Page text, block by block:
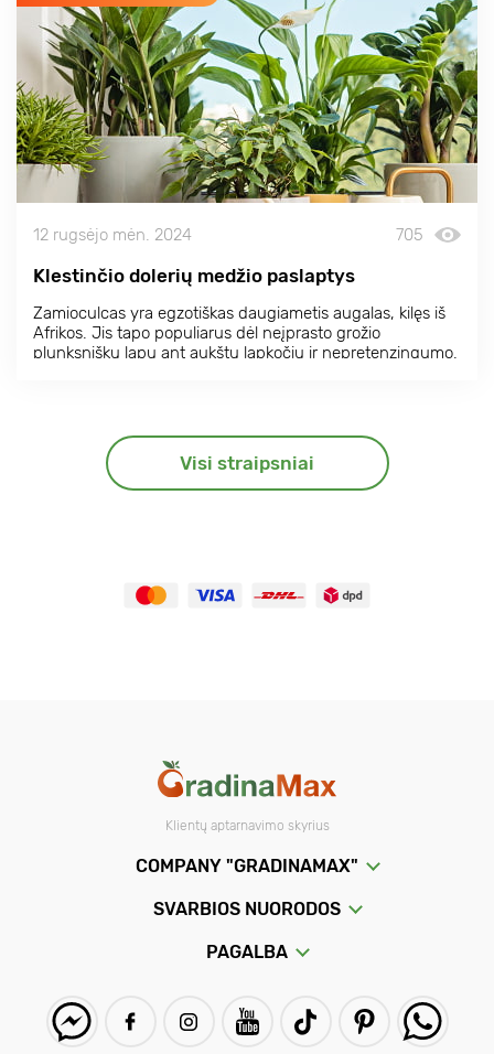
12 rugsėjo mėn. 2024 705
Klestinčio dolerių medžio paslaptys
Zamioculcas yra egzotiškas daugiametis augalas, kilęs iš
Afrikos. Jis tapo populiarus dėl neįprasto grožio
plunksniškų lapų ant aukštų lapkočių ir nepretenzingumo.
Visi straipsniai
Klientų aptarnavimo skyrius
COMPANY "GRADINAMAX"
SVARBIOS NUORODOS
PAGALBA